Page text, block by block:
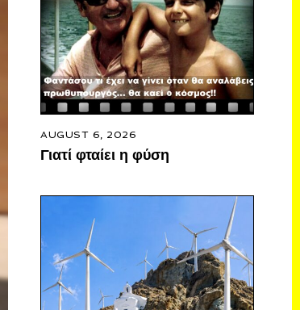
AUGUST 6, 2026
Γιατί φταίει η φύση